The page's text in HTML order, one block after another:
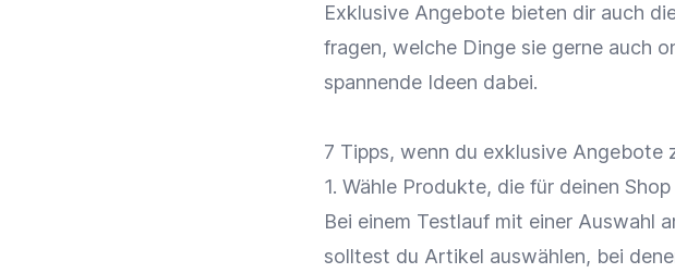
Exklusive Angebote bieten dir auch
fragen, welche Dinge sie gerne auch
spannende Ideen dabei.
7 Tipps, wenn du exklusive Angebote
1. Wähle Produkte, die für deinen
Bei einem Testlauf mit einer Auswahl
solltest du Artikel auswählen, bei